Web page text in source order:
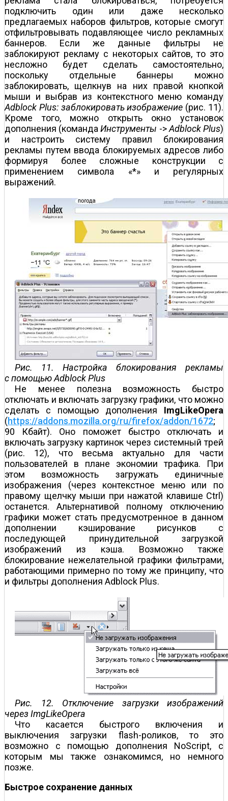
подключить один или даже несколько
предлагаемых наборов фильтров, которые смогут
отфильтровывать подавляющее число рекламных
баннеров. Если же данные фильтры не
заблокируют рекламу с некоторых сайтов, то это
несложно будет сделать самостоятельно,
поскольку отдельные баннеры можно
заблокировать, щелкнув на них правой кнопкой
мыши и выбрав из контекстного меню команду
Adblock Plus: заблокировать изображение (рис. 11).
Кроме того, можно открыть окно установок
дополнения (командаИнструменты ->Adblock Plus)
и настроить систему правил блокирования
рекламы путем ввода блокируемых адресов либо
формируя более сложные конструкции с
применением символа «*» и регулярных
выражений.
Рис. 11. Настройка блокирования рекламы
с помощью Adblock Plus
Не менее полезна возможность быстро
отключать и включать загрузку графики, что можно
сделать с помощью дополнения ImgLikeOpera
(https://addons.mozilla.org/ru/firefox/addon/1672;
90 Кбайт). Оно поможет быстро отключать и
включать загрузку картинок через системный трей
(рис. 12), что весьма актуально для части
пользователей в плане экономии трафика. При
этом возможность загружать единичные
изображения (через контекстное меню или по
правому щелчку мыши при нажатой клавише Ctrl)
останется. Альтернативой полному отключению
графики может стать предусмотренное в данном
дополнении кэширование рисунков с
последующей принудительной загрузкой
изображений из кэша. Возможно также
блокирование нежелательной графики фильтрами,
работающими примерно по тому же принципу, что
и фильтры дополнения Adblock Plus.
Рис. 12. Отключение загрузки изображений
через ImgLikeOpera
Что касается быстрого включения и
выключения загрузки flash-роликов, то это
возможно с помощью дополнения NoScript, с
которым мы также ознакомимся, но немного
позже.
Быстрое сохранение данных